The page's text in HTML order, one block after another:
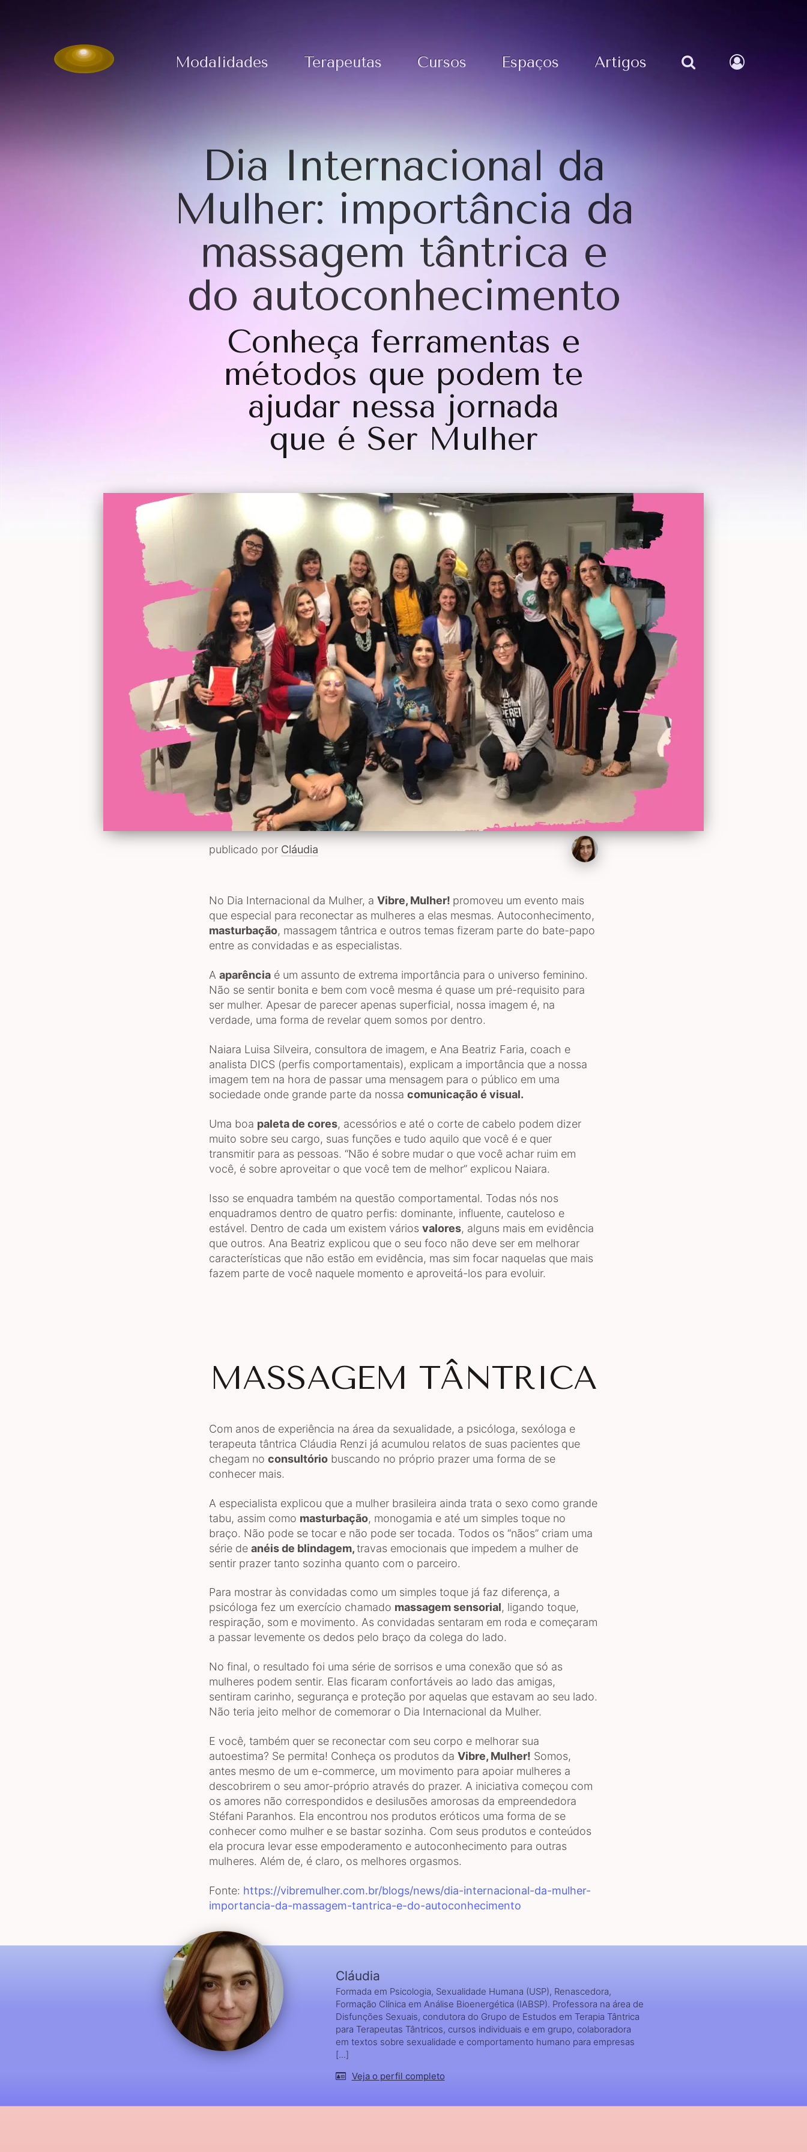
Modalidades Terapeutas Cursos Espaços Artigos
Dia Internacional da
Mulher: importância da
massagem tântrica e
do autoconhecimento
Conheça ferramentas e
métodos que podem te
ajudar nessa jornada
que é Ser Mulher
publicado por Cláudia
No Dia Internacional da Mulher, a Vibre, Mulher! promoveu um evento mais
que especial para reconectar as mulheres a elas mesmas. Autoconhecimento,
masturbação, massagem tântrica e outros temas fizeram parte do bate-papo
entre as convidadas e as especialistas.
A aparência é um assunto de extrema importância para o universo feminino.
Não se sentir bonita e bem com você mesma é quase um pré-requisito para
ser mulher. Apesar de parecer apenas superficial, nossa imagem é, na
verdade, uma forma de revelar quem somos por dentro.
Naiara Luisa Silveira, consultora de imagem, e Ana Beatriz Faria, coach e
analista DICS (perfis comportamentais), explicam a importância que a nossa
imagem tem na hora de passar uma mensagem para o público em uma
sociedade onde grande parte da nossa comunicação é visual.
Uma boa paleta de cores, acessórios e até o corte de cabelo podem dizer
muito sobre seu cargo, suas funções e tudo aquilo que você é e quer
transmitir para as pessoas. “Não é sobre mudar o que você achar ruim em
você, é sobre aproveitar o que você tem de melhor” explicou Naiara.
Isso se enquadra também na questão comportamental. Todas nós nos
enquadramos dentro de quatro perfis: dominante, influente, cauteloso e
estável. Dentro de cada um existem vários valores, alguns mais em evidência
que outros. Ana Beatriz explicou que o seu foco não deve ser em melhorar
características que não estão em evidência, mas sim focar naquelas que mais
fazem parte de você naquele momento e aproveitá-los para evoluir.
MASSAGEM TÂNTRICA
Com anos de experiência na área da sexualidade, a psicóloga, sexóloga e
terapeuta tântrica Cláudia Renzi já acumulou relatos de suas pacientes que
chegam no consultório buscando no próprio prazer uma forma de se
conhecer mais.
A especialista explicou que a mulher brasileira ainda trata o sexo como grande
tabu, assim como masturbação, monogamia e até um simples toque no
braço. Não pode se tocar e não pode ser tocada. Todos os “nãos” criam uma
série de anéis de blindagem,travas emocionais que impedem a mulher de
sentir prazer tanto sozinha quanto com o parceiro.
Para mostrar às convidadas como um simples toque já faz diferença, a
psicóloga fez um exercício chamado massagem sensorial, ligando toque,
respiração, som e movimento. As convidadas sentaram em roda e começaram
a passar levemente os dedos pelo braço da colega do lado.
No final, o resultado foi uma série de sorrisos e uma conexão que só as
mulheres podem sentir. Elas ficaram confortáveis ao lado das amigas,
sentiram carinho, segurança e proteção por aquelas que estavam ao seu lado.
Não teria jeito melhor de comemorar o Dia Internacional da Mulher.
E você, também quer se reconectar com seu corpo e melhorar sua
autoestima? Se permita! Conheça os produtos da Vibre, Mulher! Somos,
antes mesmo de um e-commerce, um movimento para apoiar mulheres a
descobrirem o seu amor-próprio através do prazer. A iniciativa começou com
os amores não correspondidos e desilusões amorosas da empreendedora
Stéfani Paranhos. Ela encontrou nos produtos eróticos uma forma de se
conhecer como mulher e se bastar sozinha. Com seus produtos e conteúdos
ela procura levar esse empoderamento e autoconhecimento para outras
mulheres. Além de, é claro, os melhores orgasmos.
Fonte: https://vibremulher.com.br/blogs/news/dia-internacional-da-mulher-
importancia-da-massagem-tantrica-e-do-autoconhecimento
Cláudia
Formada em Psicologia, Sexualidade Humana (USP), Renascedora,
Formação Clínica em Análise Bioenergética (IABSP). Professora na área de
Disfunções Sexuais, condutora do Grupo de Estudos em Terapia Tântrica
para Terapeutas Tântricos, cursos individuais e em grupo, colaboradora
em textos sobre sexualidade e comportamento humano para empresas
[...]
Veja o perfil completo